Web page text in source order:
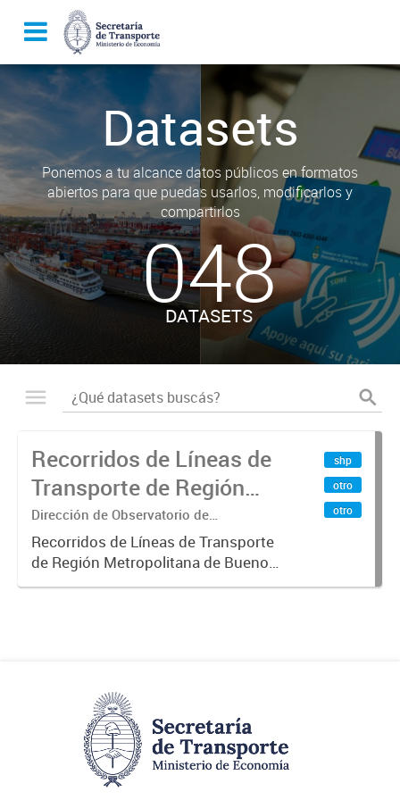
Datasets
Ponemos a tu alcance datos públicos en formatos
abiertos para que puedas usarlos, modificarlos y
compartirlos
048
DATASETS
Recorridos de Líneas de
Transporte de Región
Metropolitana de
Buenos Aires (RMBA)
Dirección de Observatorio de
Transporte, Estudio y Sistemas
Recorridos de Líneas de Transporte
de Región Metropolitana de Buenos
Aires (RMBA).-
shp
otro
otro